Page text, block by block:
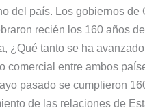
del país. Los gobiernos de
recién los 160 años
¿Qué tanto se ha
comercial entre ambos
pasado se cumplieron
de las relaciones de